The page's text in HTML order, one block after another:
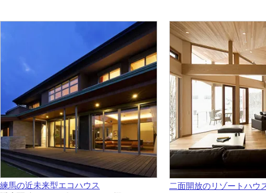
練馬の近未来型エコハウス
二面開放のリゾートハウ